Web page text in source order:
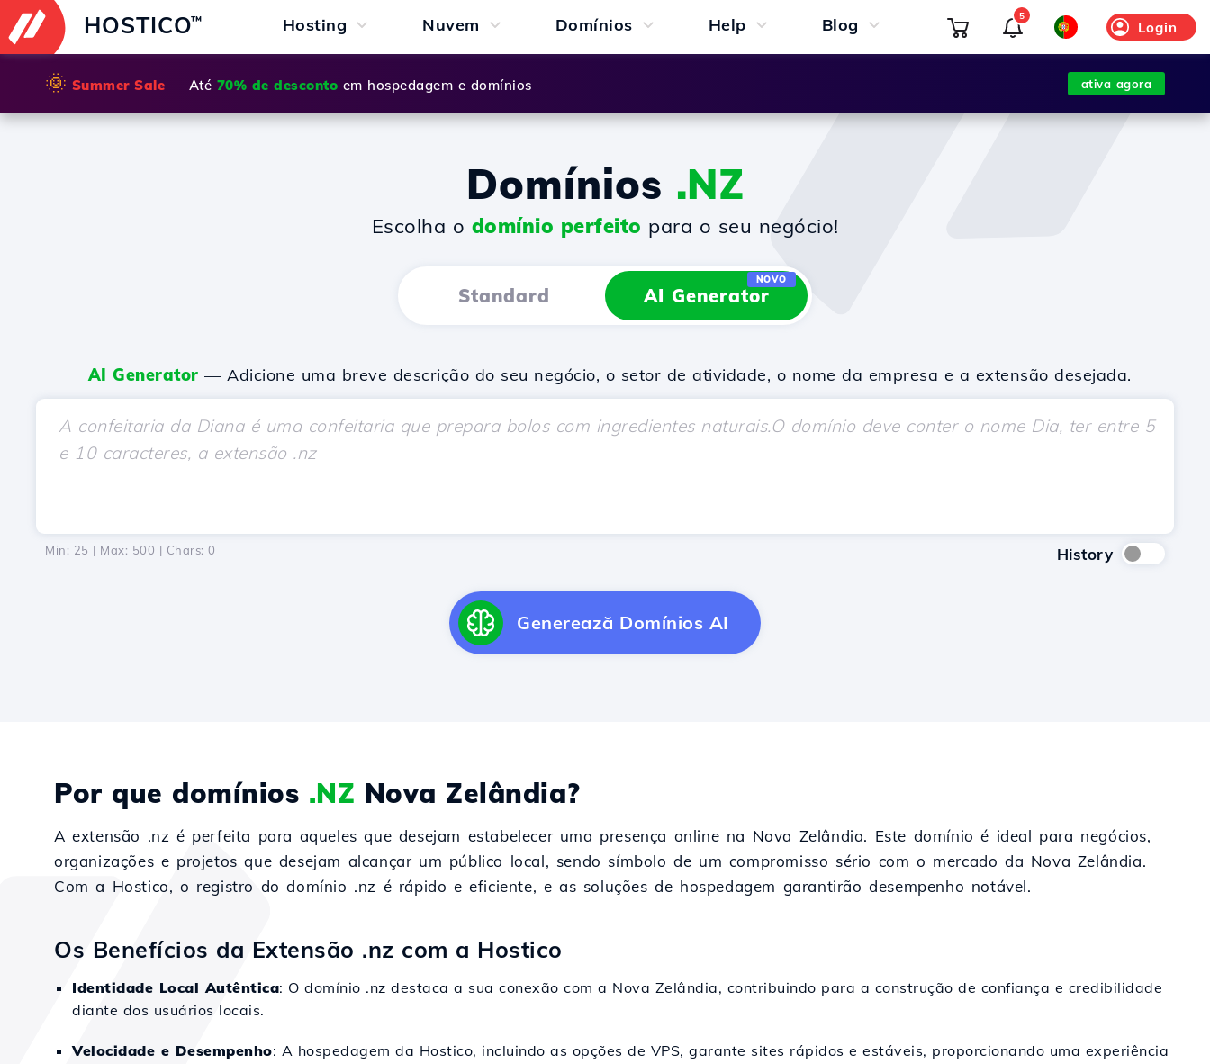
HOSTICO™ Hosting Nuvem Domínios Help Blog Login
5
🌞 Summer Sale — Até 70% de desconto em hospedagem e domínios ativa agora
Domínios .NZ
Escolha o domínio perfeito para o seu negócio!
Standard AI Generator
NOVO
AI Generator — Adicione uma breve descrição do seu negócio, o setor de atividade, o nome da empresa e a extensão desejada.
Min: 25 | Max: 500 | Chars: 0 History
Generează Domínios AI
Por que domínios .NZ Nova Zelândia?
A extensão .nz é perfeita para aqueles que desejam estabelecer uma presença online na Nova Zelândia. Este domínio é ideal para negócios,
organizações e projetos que desejam alcançar um público local, sendo símbolo de um compromisso sério com o mercado da Nova Zelândia.
Com a Hostico, o registro do domínio .nz é rápido e eficiente, e as soluções de hospedagem garantirão desempenho notável.
Os Benefícios da Extensão .nz com a Hostico
Identidade Local Autêntica: O domínio .nz destaca a sua conexão com a Nova Zelândia, contribuindo para a construção de confiança e credibilidade
diante dos usuários locais.
Velocidade e Desempenho: A hospedagem da Hostico, incluindo as opções de VPS, garante sites rápidos e estáveis, proporcionando uma experiência